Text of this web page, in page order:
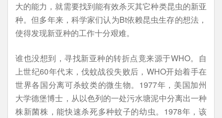
大的能力，就需要找到能有效杀灭其它种类昆虫的新亚
种。但多年来，科学家们认为Bt依赖昆虫生存的想法，
使得发现新亚种的工作十分艰难。
谁也没想到，寻找新亚种的转折点竟来源于WHO。自
上世纪60年代末，伐蚊战役失败后，WHO开始着手在
世界各国分离可杀蚊类的微生物。1977年，美国加州
大学德堡博士，从以色列的一处污水塘泥中分离出一种
株新菌株，能快速杀死多种蚊子的幼虫。1978年，该